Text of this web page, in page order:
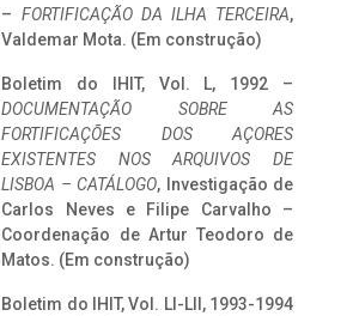
– FORTIFICAÇÃO DA ILHA TERCEIRA,
Valdemar Mota. (Em construção)
Boletim do IHIT, Vol. L, 1992 –
DOCUMENTAÇÃO SOBRE AS
FORTIFICAÇÕES DOS AÇORES
EXISTENTES NOS ARQUIVOS DE
LISBOA – CATÁLOGO, Investigação de
Carlos Neves e Filipe Carvalho –
Coordenação de Artur Teodoro de
Matos. (Em construção)
Boletim do IHIT, Vol. LI-LII, 1993-1994